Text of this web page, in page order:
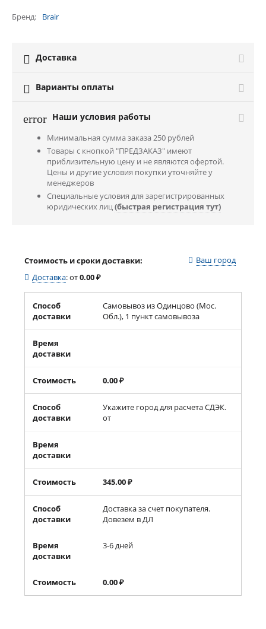
Бренд Brair
 Доставка
 Варианты оплаты
error Наши условия работы
Минимальная сумма заказа 250 рублей
Товары с кнопкой "ПРЕДЗАКАЗ" имеют
приблизительную цену и не являются офертой.
Цены и другие условия покупки уточняйте у
менеджеров
Специальные условия для зарегистрированных
юридических лиц(быстрая регистрация тут)
Стоимость и сроки доставки:
Ваш город
Доставка:от0.00 ₽
Способ
доставки
Самовывоз из Одинцово (Мос.
Обл.), 1 пункт самовывоза
Время
доставки
Стоимость 0.00 ₽
Способ
доставки
Укажите город для расчета СДЭК.
от
Время
доставки
Стоимость 345.00 ₽
Способ
доставки
Доставка за счет покупателя.
Довезем в ДЛ
Время
доставки
3-6 дней
Стоимость 0.00 ₽